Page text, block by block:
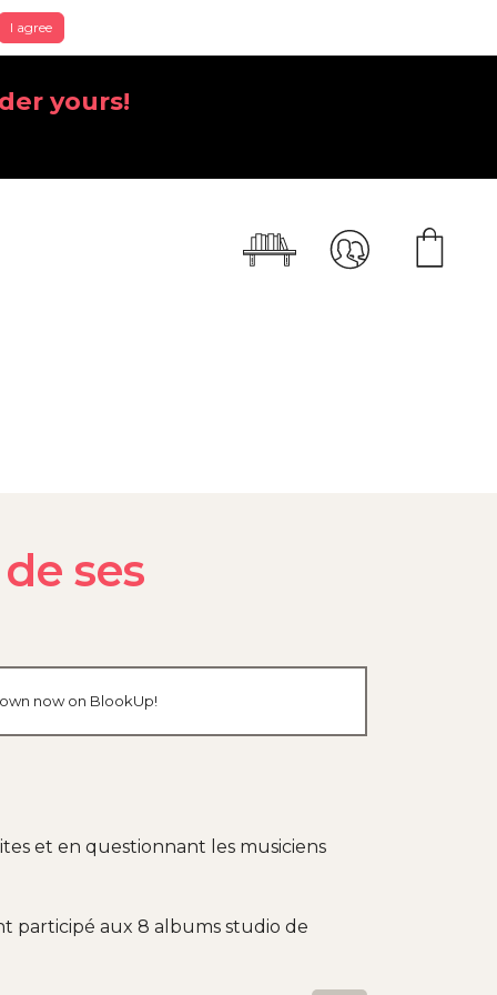
I agree
yours!
ses
now on BlookUp!
et en questionnant les musiciens
participé aux 8 albums studio de